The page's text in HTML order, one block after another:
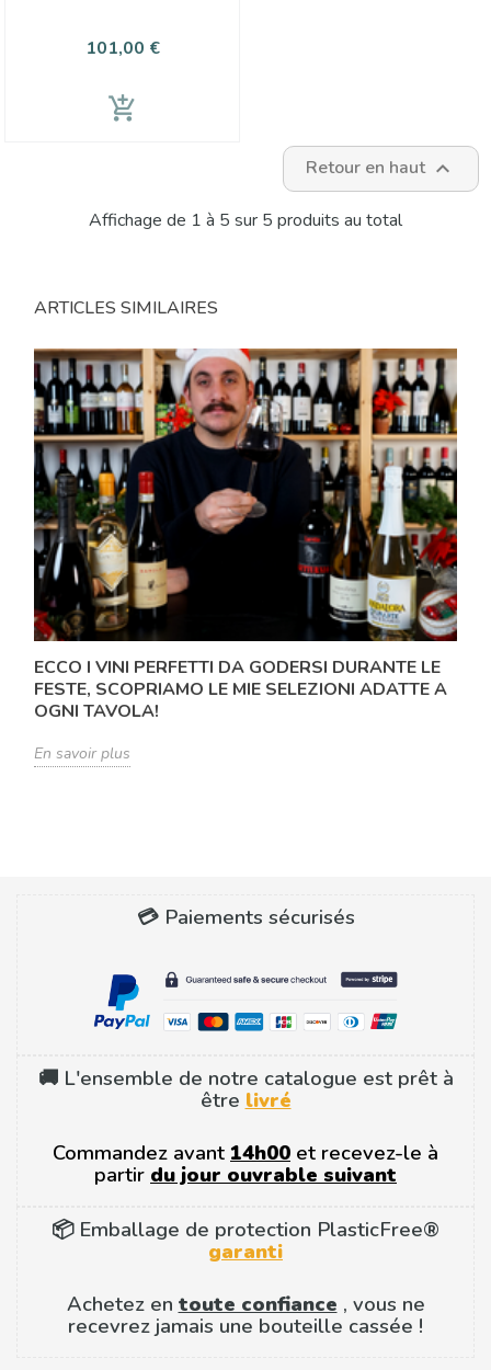
Prix
101,00 €
add_shopping_cart
Retour en haut 
Affichage de 1 à 5 sur 5 produits au total
ARTICLES SIMILAIRES
ECCO I VINI PERFETTI DA GODERSI DURANTE LE
FESTE, SCOPRIAMO LE MIE SELEZIONI ADATTE A
OGNI TAVOLA!
En savoir plus
💳 Paiements sécurisés
🚚 L'ensemble de notre catalogue est prêt à
être livré
Commandez avant 14h00 et recevez-le à
partir du jour ouvrable suivant
📦 Emballage de protection PlasticFree®
garanti
Achetez en toute confiance , vous ne
recevrez jamais une bouteille cassée !